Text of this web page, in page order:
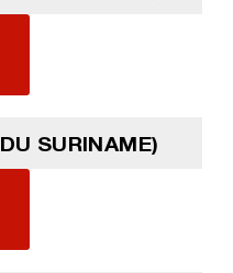
SURINAME)